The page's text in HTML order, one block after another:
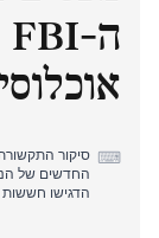
⌨
החדשים של
הדגישו
מדיניות